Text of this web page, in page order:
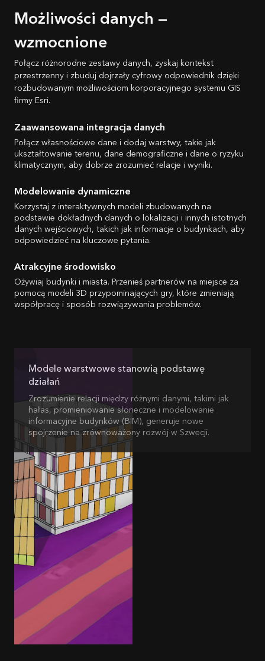
Możliwości danych —
wzmocnione
Połącz różnorodne zestawy danych, zyskaj kontekst
przestrzenny i zbuduj dojrzały cyfrowy odpowiednik dzięki
rozbudowanym możliwościom korporacyjnego systemu GIS
firmy Esri.
Zaawansowana integracja danych
Połącz własnościowe dane i dodaj warstwy, takie jak
ukształtowanie terenu, dane demograficzne i dane o ryzyku
klimatycznym, aby dobrze zrozumieć relacje i wyniki.
Modelowanie dynamiczne
Korzystaj z interaktywnych modeli zbudowanych na
podstawie dokładnych danych o lokalizacji i innych istotnych
danych wejściowych, takich jak informacje o budynkach, aby
odpowiedzieć na kluczowe pytania.
Atrakcyjne środowisko
Ożywiaj budynki i miasta. Przenieś partnerów na miejsce za
pomocą modeli 3D przypominających gry, które zmieniają
współpracę i sposób rozwiązywania problemów.
Modele warstwowe stanowią podstawę
działań
Zrozumienie relacji między różnymi danymi, takimi jak
hałas, promieniowanie słoneczne i modelowanie
informacyjne budynków (BIM), generuje nowe
spojrzenie na zrównoważony rozwój w Szwecji.